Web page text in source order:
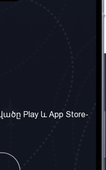
Պայմաններ և դրույթներ
Հաճախ տրվող հարցեր
Play և App Store-